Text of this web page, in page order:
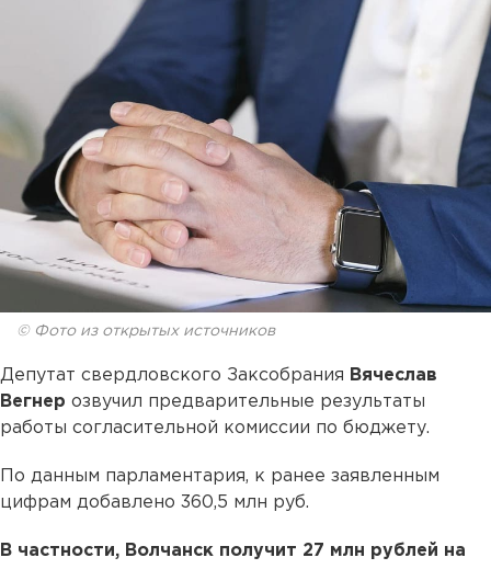
© Фото из открытых источников
Депутат свердловского Заксобрания Вячеслав
Вегнер озвучил предварительные результаты
работы согласительной комиссии по бюджету.
По данным парламентария, к ранее заявленным
цифрам добавлено 360,5 млн руб.
В частности, Волчанск получит 27 млн рублей на